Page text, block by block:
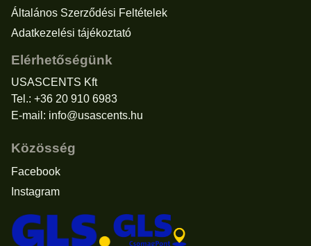
Általános Szerződési Feltételek
Adatkezelési tájékoztató
Elérhetőségünk
USASCENTS Kft
Tel.: +36 20 910 6983
E-mail: info@usascents.hu
Közösség
Facebook
Instagram